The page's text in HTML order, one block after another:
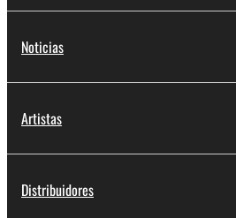
Noticias
Artistas
Distribuidores